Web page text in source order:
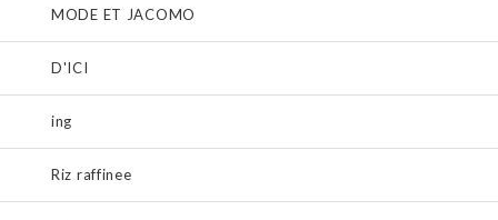
MODE ET JACOMO
D'ICI
ing
Riz raffinee